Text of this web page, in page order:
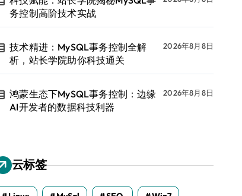
务控制高阶技术实战
技术精进：MySQL事务控制全解
析，站长学院助你科技通关
2026年8月8日
鸿蒙生态下MySQL事务控制：边缘
AI开发者的数据科技利器
2026年8月8日
云标签